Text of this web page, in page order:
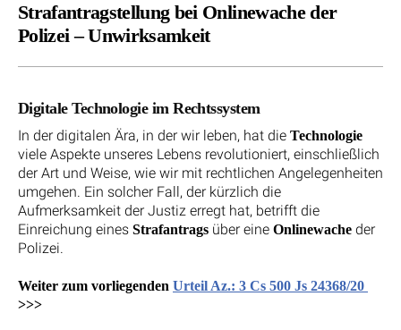
Strafantragstellung bei Onlinewache der
Polizei – Unwirksamkeit
Digitale Technologie im Rechtssystem
In der digitalen Ära, in der wir leben, hat die Technologie
viele Aspekte unseres Lebens revolutioniert, einschließlich
der Art und Weise, wie wir mit rechtlichen Angelegenheiten
umgehen. Ein solcher Fall, der kürzlich die
Aufmerksamkeit der Justiz erregt hat, betrifft die
Einreichung eines Strafantrags über eine Onlinewache der
Polizei.
Weiter zum vorliegenden Urteil Az.: 3 Cs 500 Js 24368/20
>>>